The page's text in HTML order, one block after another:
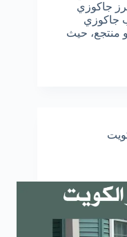
جاكوزي
جاكوزي
منتجع، حيث